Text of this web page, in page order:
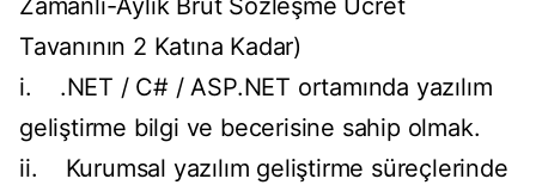
Zamanlı-Aylık Brüt Sözleşme Ücret
Tavanının 2 Katına Kadar)
i. .NET / C# / ASP.NET ortamında yazılım
geliştirme bilgi ve becerisine sahip olmak.
ii. Kurumsal yazılım geliştirme süreçlerinde